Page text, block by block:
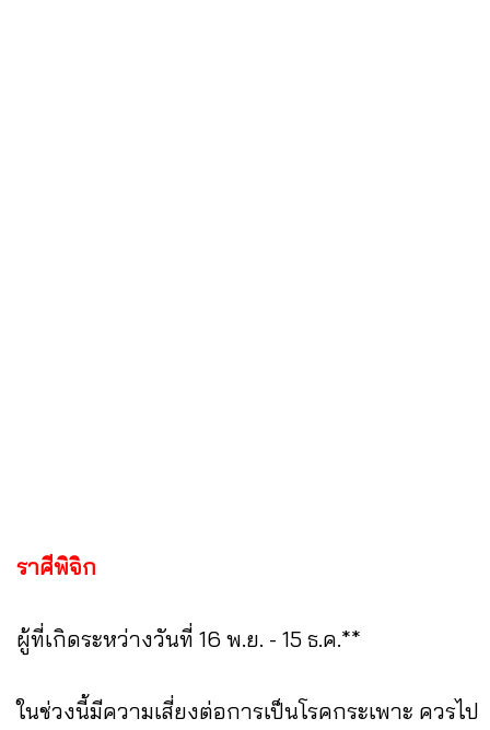
ราศีพิจิก
ผู้ที่เกิดระหว่างวันที่ 16 พ.ย. - 15 ธ.ค.**
ในช่วงนี้มีความเสี่ยงต่อการเป็นโรคกระเพาะ ควรไป